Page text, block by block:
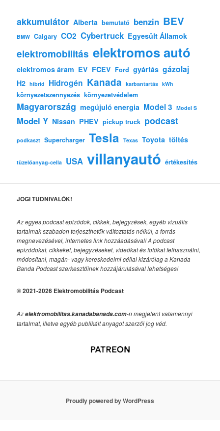
akkumulátor Alberta bemutató benzin BEV
BMW Calgary CO2 Cybertruck Egyesült Államok
elektromobilitás elektromos autó
elektromos áram EV FCEV Ford gyártás gázolaj
H2 hibrid Hidrogén Kanada karbantartás kWh
környezetszennyezés környezetvédelem
Magyarország megújuló energia Model 3 Model S
Model Y Nissan PHEV pickup truck podcast
podkaszt Supercharger Tesla Texas Toyota töltés
tüzelőanyag-cella USA villanyautó értékesítés
JOGI TUDNIVALÓK!
Az egyes podcast epizódok, cikkek, bejegyzések, egyéb vizuális
tartalmak szabadon terjeszthetők változtatás nélkül, a forrás
megnevezésével, internetes link hozzáadásával!A podcast
epizódokat, cikkeket, bejegyzéseket, videókat és fotókat felhasználni,
módosítani, magán- vagy kereskedelmi céllal kizárólag a Kanada
Banda Podcast szerkesztőinek hozzájárulásával lehetséges!
© 2021-2026 Elektromobilitás Podcast
Azelektromobilitas.kanadabanada.com-n megjelent valamennyi
tartalmat, illetve egyéb publikált anyagot szerzői jog véd.
Proudly powered by WordPress